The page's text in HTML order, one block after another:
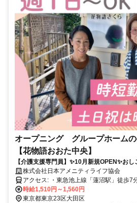
オープニング グループホーム
【花物語おおた中央】
【介護支援専門員】✨10月新規OPEN✨お
OK✅️時短勤務相談可✅️高時給✅ブランク歓迎
株式会社日本アメニティライフ協会
アクセス: ・東急池上線「蓮沼駅」徒歩7分 ・東急池上線「池上駅」
徒歩16分 ・JR各線・東急各線「蒲田駅」
時給1,510円～1,560円
東京都東京23区大田区